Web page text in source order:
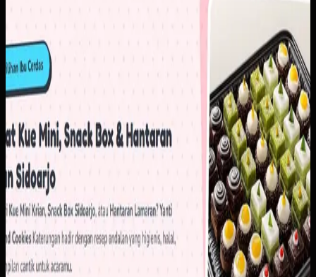
terstruktur, informasi produk yang mudah dipindai, dan CTA
order yang langsung mengarah ke alur komunikasi utama.
Hasilnya, pelanggan bisa memahami pilihan produk lebih
cepat sebelum masuk ke percakapan penjualan.
Baca studi kasus lengkap